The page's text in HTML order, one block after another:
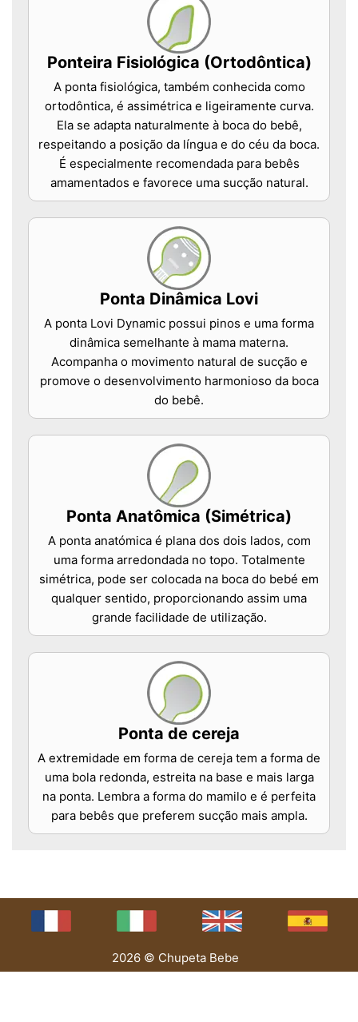
Ponteira Fisiológica (Ortodôntica)
A ponta fisiológica, também conhecida como
ortodôntica, é assimétrica e ligeiramente curva.
Ela se adapta naturalmente à boca do bebê,
respeitando a posição da língua e do céu da boca.
É especialmente recomendada para bebês
amamentados e favorece uma sucção natural.
Ponta Dinâmica Lovi
A ponta Lovi Dynamic possui pinos e uma forma
dinâmica semelhante à mama materna.
Acompanha o movimento natural de sucção e
promove o desenvolvimento harmonioso da boca
do bebê.
Ponta Anatômica (Simétrica)
A ponta anatómica é plana dos dois lados, com
uma forma arredondada no topo. Totalmente
simétrica, pode ser colocada na boca do bebé em
qualquer sentido, proporcionando assim uma
grande facilidade de utilização.
Ponta de cereja
A extremidade em forma de cereja tem a forma de
uma bola redonda, estreita na base e mais larga
na ponta. Lembra a forma do mamilo e é perfeita
para bebês que preferem sucção mais ampla.
2026 © Chupeta Bebe